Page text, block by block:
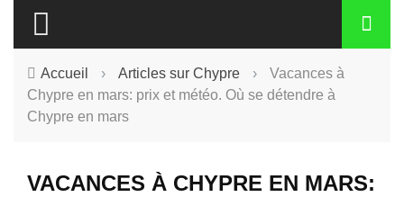
Accueil › Articles sur Chypre ›
Vacances à
Chypre en mars: prix et météo. Où se détendre à
Chypre en mars
VACANCES À CHYPRE EN MARS: